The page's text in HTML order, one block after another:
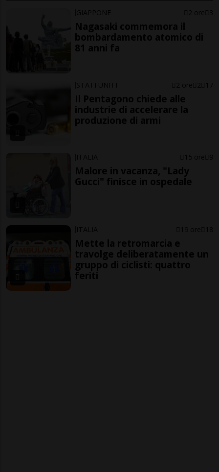
GIAPPONE 2 ore 3
Nagasaki commemora il
bombardamento atomico di
81 anni fa
STATI UNITI 2 ore 2 17
Il Pentagono chiede alle
industrie di accelerare la
produzione di armi
ITALIA 15 ore 9
Malore in vacanza, "Lady
Gucci" finisce in ospedale
ITALIA 19 ore 18
Mette la retromarcia e
travolge deliberatamente un
gruppo di ciclisti: quattro
feriti